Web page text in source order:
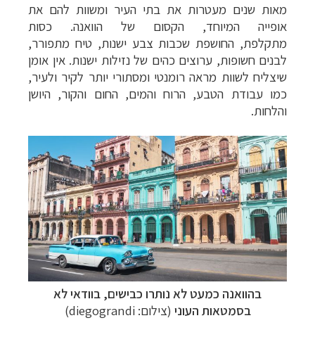
מאות שנים מעטרות את בתי העיר ומשוות להם את
אופייה המיוחד, הקסום של הוואנה. כסות
מתקלפת, החושפת שכבות צבע ישנות, טיח מתפורר,
לבנים חשופות, ערוצים כהים של נזילות ישנות.אין אומן
שיצליח לשוות מראה רומנטי ומסתורי יותר לקיר ולעיר,
כמו עבודת הטבע, הרוחוהמים, החום והקור, היושן
והלחות.
בהוואנה כמעט לא נותרו כבישים, בוודאי לא
בסמטאות העוני (צילום: diegograndi)